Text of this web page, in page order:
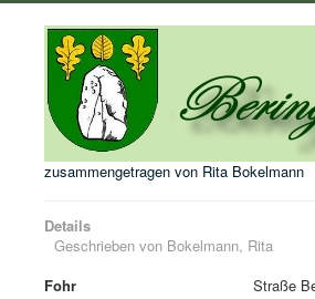
zusammengetragen von Rita Bokelmann
Details
Geschrieben von Bokelmann, Rita
Fohr Straße